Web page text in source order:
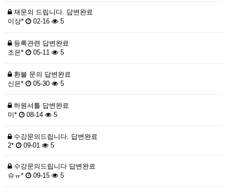
재문의 드립니다. 답변완료
이상*
02-16 5
등록관련 답변완료
조은*
05-11 5
환불 문의 답변완료
신은*
05-30 5
하원셔틀 답변완료
미*
08-14 5
수강문의드립니다. 답변완료
2*
09-01 5
수강문의드립니다 답변완료
슈ㅠ*
09-15 5